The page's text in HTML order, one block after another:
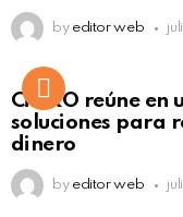
by editor web
CiNKO reúne en
soluciones para
dinero
by editor web